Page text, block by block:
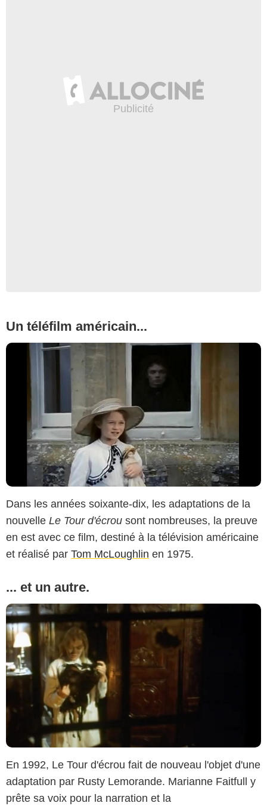
Un téléfilm américain...
Dans les années soixante-dix, les adaptations de la
nouvelle Le Tour d'écrou sont nombreuses, la preuve
en est avec ce film, destiné à la télévision américaine
et réalisé par Tom McLoughlin en 1975.
... et un autre.
En 1992, Le Tour d'écrou fait de nouveau l'objet d'une
adaptation par Rusty Lemorande. Marianne Faitfull y
prête sa voix pour la narration et la